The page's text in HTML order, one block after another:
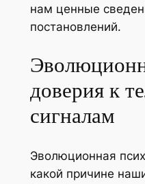
нам ценные
постановлений.
доверия к
сигналам
Эволюционная
какой причине